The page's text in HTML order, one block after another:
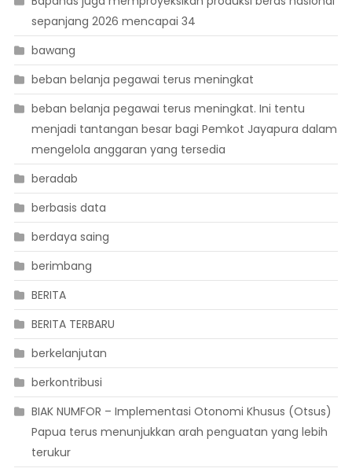
sepanjang 2026 mencapai 34
bawang
beban belanja pegawai terus meningkat
beban belanja pegawai terus meningkat. Ini tentu
menjadi tantangan besar bagi Pemkot Jayapura dalam
mengelola anggaran yang tersedia
beradab
berbasis data
berdaya saing
berimbang
BERITA
BERITA TERBARU
berkelanjutan
berkontribusi
BIAK NUMFOR – Implementasi Otonomi Khusus (Otsus)
Papua terus menunjukkan arah penguatan yang lebih
terukur